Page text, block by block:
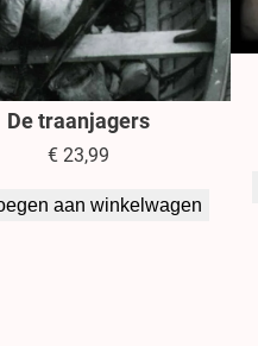
De traanjagers
€23,99
aan winkelwagen